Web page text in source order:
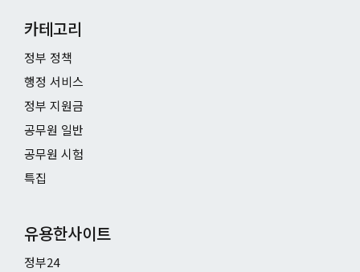
카테고리
정부 정책
행정 서비스
정부 지원금
공무원 일반
공무원 시험
특집
유용한사이트
정부24